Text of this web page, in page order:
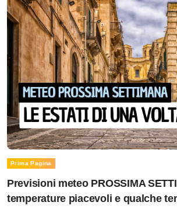
Prima Pagina
Previsioni meteo PROSSIMA
temperature piacevoli e qualche